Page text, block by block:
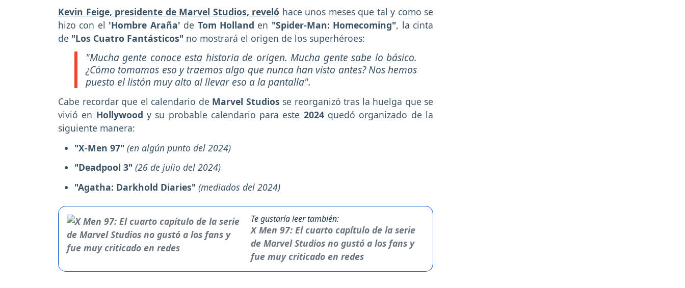
Kevin Feige, presidente de Marvel Studios, reveló hace unos meses que tal y como se
hizo con el 'Hombre Araña' de Tom Holland en "Spider-Man: Homecoming", la cinta
de "Los Cuatro Fantásticos" no mostrará el origen de los superhéroes:
"Mucha gente conoce esta historia de origen. Mucha gente sabe lo básico.
¿Cómo tomamos eso y traemos algo que nunca han visto antes? Nos hemos
puesto el listón muy alto al llevar eso a la pantalla".
Cabe recordar que el calendario de Marvel Studios se reorganizó tras la huelga que se
vivió en Hollywood y su probable calendario para este 2024 quedó organizado de la
siguiente manera:
"X-Men 97" (en algún punto del 2024)
"Deadpool 3" (26 de julio del 2024)
"Agatha: Darkhold Diaries" (mediados del 2024)
Te gustaría leer también:
X Men 97: El cuarto capítulo de la serie
de Marvel Studios no gustó a los fans y
fue muy criticado en redes